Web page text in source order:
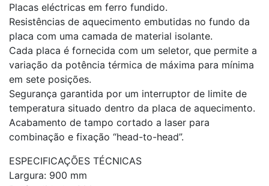
Placas eléctricas em ferro fundido.
Resistências de aquecimento embutidas no fundo da
placa com uma camada de material isolante.
Cada placa é fornecida com um seletor, que permite a
variação da potência térmica de máxima para mínima
em sete posições.
Segurança garantida por um interruptor de limite de
temperatura situado dentro da placa de aquecimento.
Acabamento de tampo cortado a laser para
combinação e fixação “head-to-head”.
ESPECIFICAÇÕES TÉCNICAS
Largura: 900 mm